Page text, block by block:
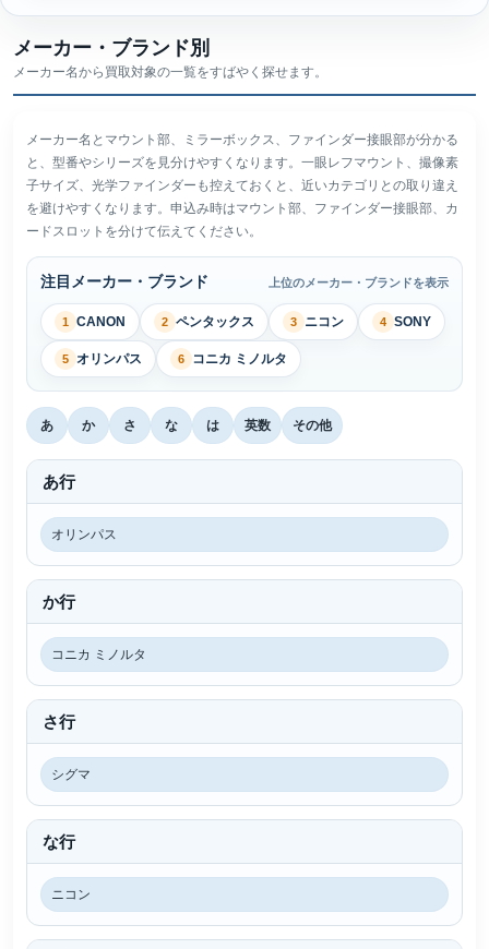
メーカー・ブランド別
メーカー名から買取対象の一覧をすばやく探せます。
メーカー名とマウント部、ミラーボックス、ファインダー接眼部が分かる
と、型番やシリーズを見分けやすくなります。一眼レフマウント、撮像素
子サイズ、光学ファインダーも控えておくと、近いカテゴリとの取り違え
を避けやすくなります。申込み時はマウント部、ファインダー接眼部、カ
ードスロットを分けて伝えてください。
注目メーカー・ブランド 上位のメーカー・ブランドを表示
1 CANON 2 ペンタックス 3 ニコン 4 SONY
5 オリンパス 6 コニカ ミノルタ
あ か さ な は 英数 その他
あ行
オリンパス
か行
コニカ ミノルタ
さ行
シグマ
な行
ニコン